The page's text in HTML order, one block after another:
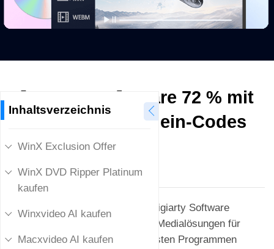
Inhaltsverzeichnis
WinX Exclusion Offer
WinX DVD Ripper Platinum
kaufen
Winxvideo AI kaufen
Macxvideo AI kaufen
[OFFIZIELL] Spare 72 % mit
Digiarty Gutschein-Codes
Aktualisiert am9. Juli 2025
Seit über 20 Jahren entwickelt Digiarty Software
professionelle und zuverlässige Medialösungen für
Nutzer weltweit. Zu den beliebtesten Programmen